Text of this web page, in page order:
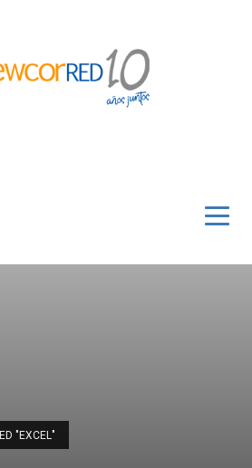
"EXCEL"